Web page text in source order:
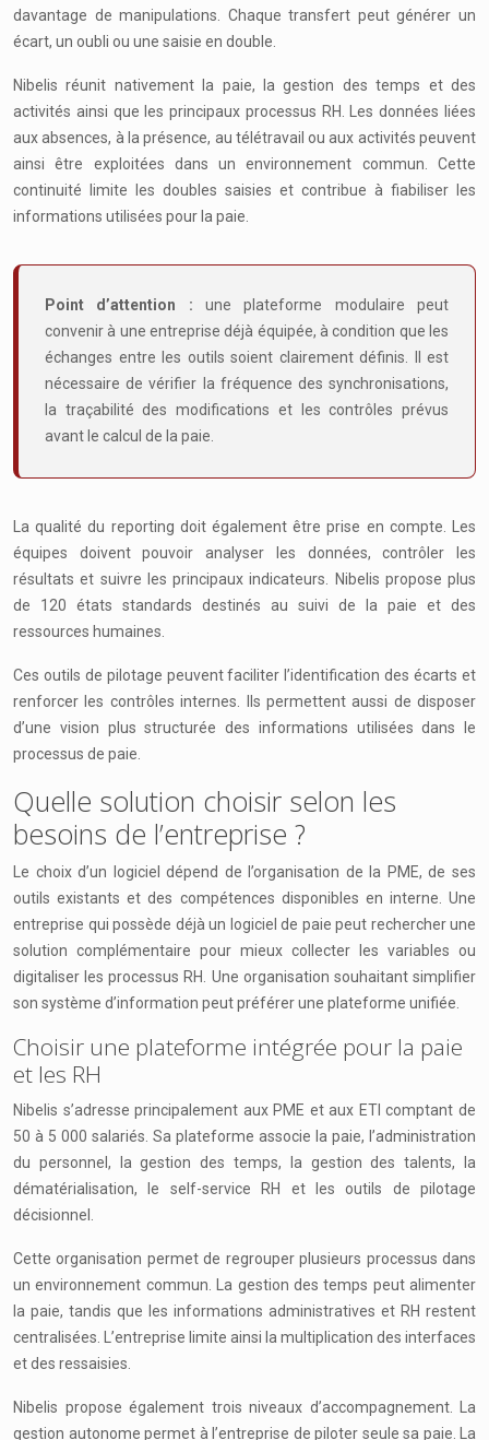
davantage de manipulations. Chaque transfert peut générer un
écart, un oubli ou une saisie en double.
Nibelis réunit nativement la paie, la gestion des temps et des
activités ainsi que les principaux processus RH. Les données liées
aux absences, à la présence, au télétravail ou aux activités peuvent
ainsi être exploitées dans un environnement commun. Cette
continuité limite les doubles saisies et contribue à fiabiliser les
informations utilisées pour la paie.
Point d’attention : une plateforme modulaire peut
convenir à une entreprise déjà équipée, à condition que les
échanges entre les outils soient clairement définis. Il est
nécessaire de vérifier la fréquence des synchronisations,
la traçabilité des modifications et les contrôles prévus
avant le calcul de la paie.
La qualité du reporting doit également être prise en compte. Les
équipes doivent pouvoir analyser les données, contrôler les
résultats et suivre les principaux indicateurs. Nibelis propose plus
de 120 états standards destinés au suivi de la paie et des
ressources humaines.
Ces outils de pilotage peuvent faciliter l’identification des écarts et
renforcer les contrôles internes. Ils permettent aussi de disposer
d’une vision plus structurée des informations utilisées dans le
processus de paie.
Quelle solution choisir selon les
besoins de l’entreprise ?
Le choix d’un logiciel dépend de l’organisation de la PME, de ses
outils existants et des compétences disponibles en interne. Une
entreprise qui possède déjà un logiciel de paie peut rechercher une
solution complémentaire pour mieux collecter les variables ou
digitaliser les processus RH. Une organisation souhaitant simplifier
son système d’information peut préférer une plateforme unifiée.
Choisir une plateforme intégrée pour la paie
et les RH
Nibelis s’adresse principalement aux PME et aux ETI comptant de
50 à 5 000 salariés. Sa plateforme associe la paie, l’administration
du personnel, la gestion des temps, la gestion des talents, la
dématérialisation, le self-service RH et les outils de pilotage
décisionnel.
Cette organisation permet de regrouper plusieurs processus dans
un environnement commun. La gestion des temps peut alimenter
la paie, tandis que les informations administratives et RH restent
centralisées. L’entreprise limite ainsi la multiplication des interfaces
et des ressaisies.
Nibelis propose également trois niveaux d’accompagnement. La
gestion autonome permet à l’entreprise de piloter seule sa paie. La